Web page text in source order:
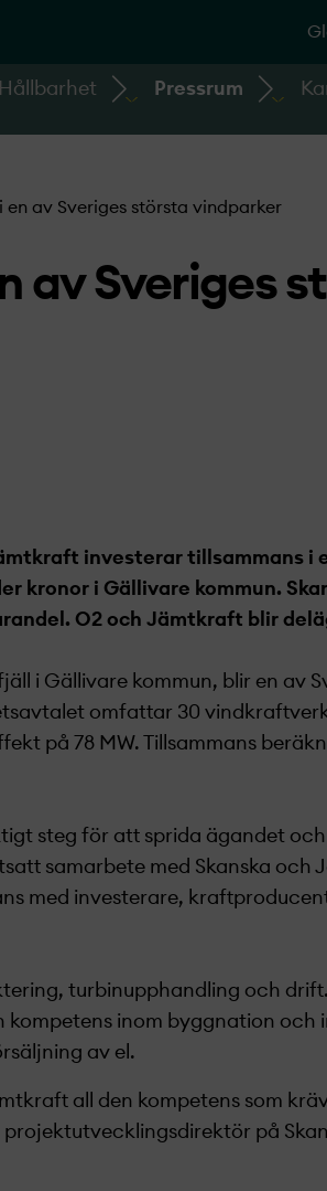
Hållbarhet Pressrum
en av Sveriges största vindparker
av Sveriges
investerar tillsammans i
kronor i Gällivare kommun.
O2 och Jämtkraft blir
i Gällivare kommun, blir en av
omfattar 30
på 78 MW. Tillsammans
steg för att sprida ägandet
samarbete med Skanska
med investerare,
turbinupphandling och drift.
kompetens inom byggnation och
av el.
all den kompetens som
på